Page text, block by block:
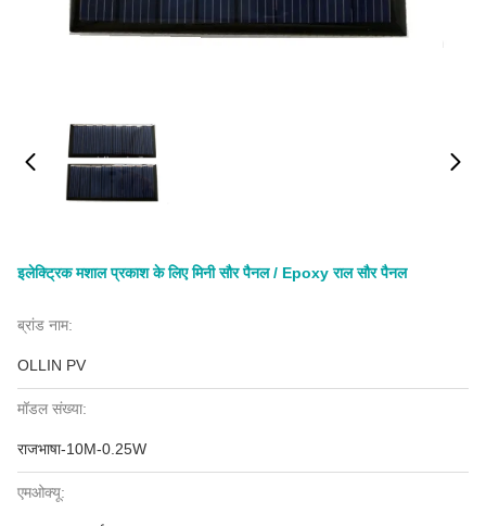
इलेक्ट्रिक मशाल प्रकाश के लिए मिनी सौर पैनल / Epoxy राल सौर पैनल
ब्रांड नाम:
OLLIN PV
मॉडल संख्या:
राजभाषा-10M-0.25W
एमओक्यू: